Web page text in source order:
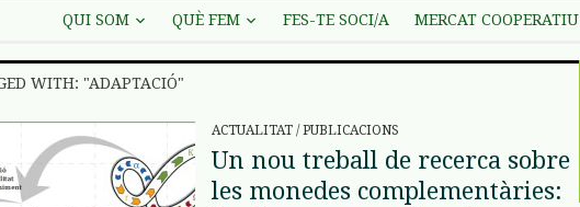
QUI SOM QUÈ FEM FES-TE SOCI/A MERCAT COOPERATIU
WITH: "ADAPTACIÓ"
ACTUALITAT / PUBLICACIONS
Un nou treball de recerca sobre
les monedes complementàries: